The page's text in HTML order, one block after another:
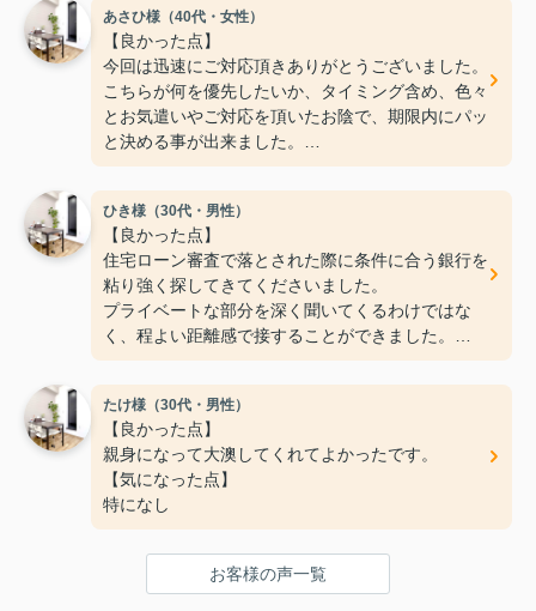
あさひ様（40代・女性）
【良かった点】
今回は迅速にご対応頂きありがとうございました。
こちらが何を優先したいか、タイミング含め、色々
とお気遣いやご対応を頂いたお陰で、期限内にパッ
と決める事が出来ました。
フットワークが軽く、希望もちゃんと聞いて下さい
ます。
ご親切にありがとうございました！
【気になった点】
特にないです！
ひき様（30代・男性）
【良かった点】
住宅ローン審査で落とされた際に条件に合う銀行を
粘り強く探してきてくださいました。
プライベートな部分を深く聞いてくるわけではな
く、程よい距離感で接することができました。
【気になった点】
手続きまわりの連絡が少し遅いように感じました。
たけ様（30代・男性）
【良かった点】
親身になって大澳してくれてよかったです。
【気になった点】
特になし
お客様の声一覧